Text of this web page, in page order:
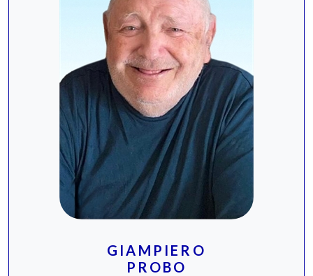
GIAMPIERO
PROBO